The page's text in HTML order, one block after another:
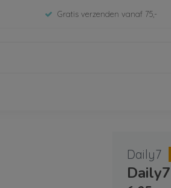
Gratis verzenden vanaf 75,-
Daily7